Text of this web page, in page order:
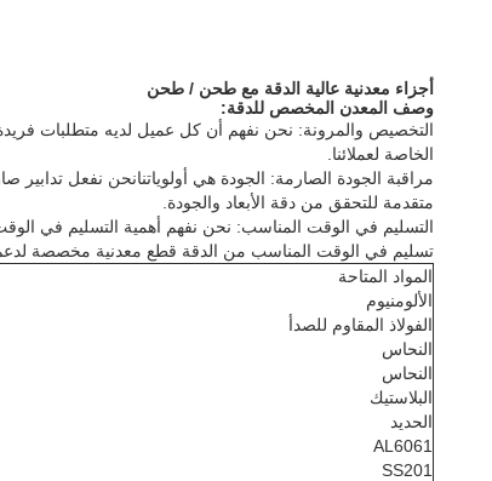
أجزاء معدنية عالية الدقة مع طحن / طحن
وصف المعدن المخصص للدقة:
التخصيص والمرونة: نحن نفهم أن كل عميل لديه متطلبات
الخاصة لعملائنا.
مراقبة الجودة الصارمة: الجودة هي أولوياتنانحن نفعل
متقدمة للتحقق من دقة الأبعاد والجودة.
التسليم في الوقت المناسب: نحن نفهم أهمية التسليم في الوقت
تسليم في الوقت المناسب من الدقة قطع معدنية مخصصة لدعم
المواد المتاحة
الألومنيوم
الفولاذ المقاوم للصدأ
النحاس
النحاس
البلاستيك
الحديد
AL6061
SS201